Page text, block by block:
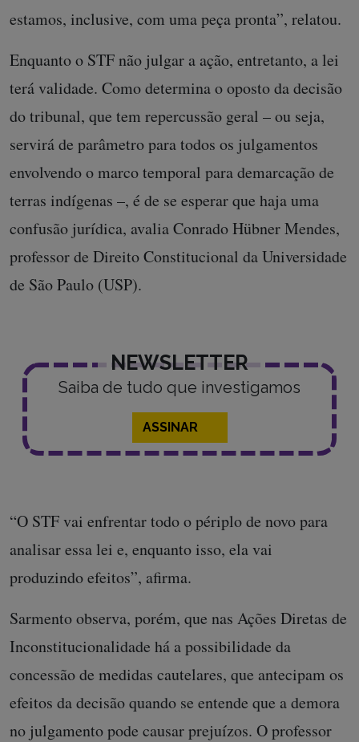
estamos, inclusive, com uma peça pronta”, relatou.
Enquanto o STF não julgar a ação, entretanto, a lei
terá validade. Como determina o oposto da decisão
do tribunal, que tem repercussão geral – ou seja,
servirá de parâmetro para todos os julgamentos
envolvendo o marco temporal para demarcação de
terras indígenas –, é de se esperar que haja uma
confusão jurídica, avalia Conrado Hübner Mendes,
professor de Direito Constitucional da Universidade
de São Paulo (USP).
NEWSLETTER
Saiba de tudo que investigamos
ASSINAR
“O STF vai enfrentar todo o périplo de novo para
analisar essa lei e, enquanto isso, ela vai
produzindo efeitos”, afirma.
Sarmento observa, porém, que nas Ações Diretas de
Inconstitucionalidade há a possibilidade da
concessão de medidas cautelares, que antecipam os
efeitos da decisão quando se entende que a demora
no julgamento pode causar prejuízos. O professor